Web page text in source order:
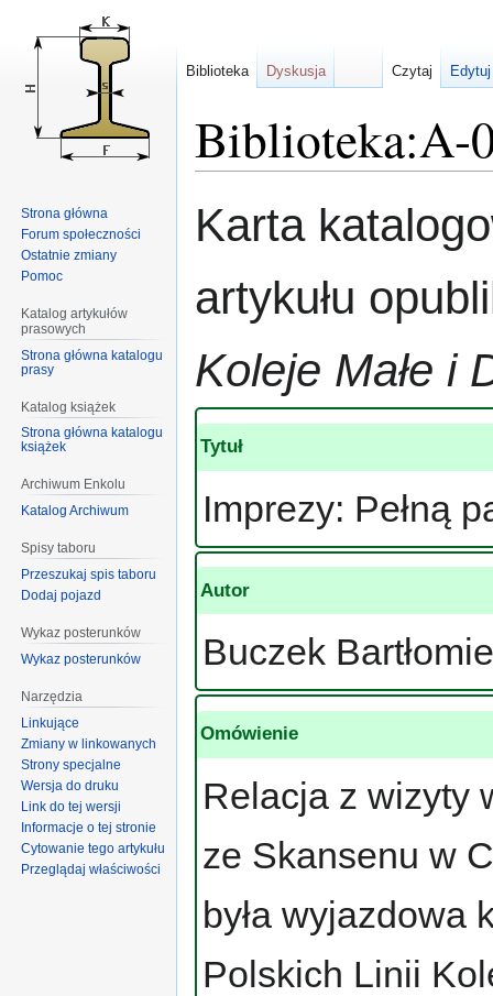
Biblioteka:A-
do
do
Karta
artykułu
Koleje Małe i
Tytuł
Imprezy: Pełną
Autor
Buczek
Omówienie
Relacja z wizyty
ze Skansenu w
była wyjazdowa
Polskich Linii
Biblioteka Dyskusja Czytaj
Strona główna
Forum społeczności
Ostatnie zmiany
Pomoc
Katalog artykułów
prasowych
Strona główna katalogu
prasy
Katalog książek
Strona główna katalogu
książek
Archiwum Enkolu
Katalog Archiwum
Spisy taboru
Przeszukaj spis taboru
Dodaj pojazd
Wykaz posterunków
Wykaz posterunków
Narzędzia
Linkujące
Zmiany w linkowanych
Strony specjalne
Wersja do druku
Link do tej wersji
Informacje o tej stronie
Cytowanie tego artykułu
Przeglądaj właściwości